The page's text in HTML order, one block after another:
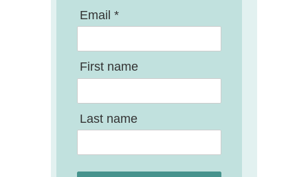
Email *
First name
Last name